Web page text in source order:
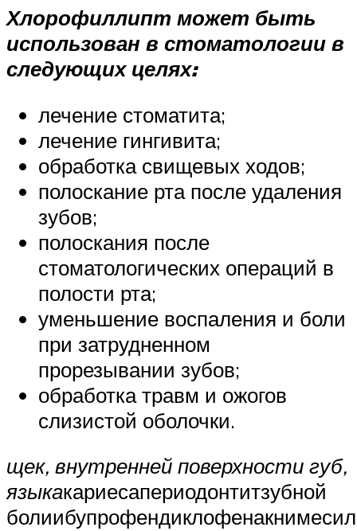
Хлорофиллипт может быть
использован в стоматологии в
следующих целях:
лечение стоматита;
лечение гингивита;
обработка свищевых ходов;
полоскание рта после удаления
зубов;
полоскания после
стоматологических операций в
полости рта;
уменьшение воспаления и боли
при затрудненном
прорезывании зубов;
обработка травм и ожогов
слизистой оболочки.
щек, внутренней поверхности губ,
языкакариесапериодонтитзубной
болиибупрофендиклофенакнимесил